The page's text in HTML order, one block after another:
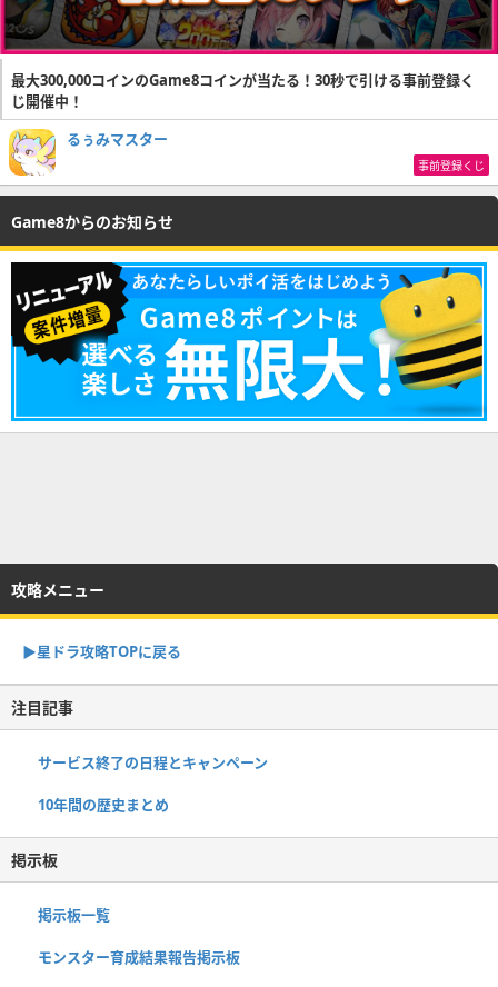
最大300,000コインのGame8コインが当たる！30秒で引ける事前登録く
じ開催中！
るぅみマスター
事前登録くじ
Game8からのお知らせ
攻略メニュー
▶︎星ドラ攻略TOPに戻る
注目記事
サービス終了の日程とキャンペーン
10年間の歴史まとめ
掲示板
掲示板一覧
モンスター育成結果報告掲示板